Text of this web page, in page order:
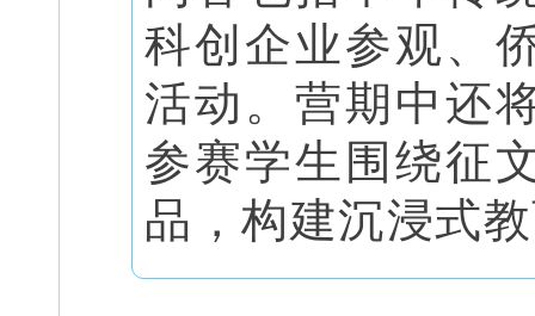
科创企业参观、
活动。营期中还
参赛学生围绕征
品，构建沉浸式